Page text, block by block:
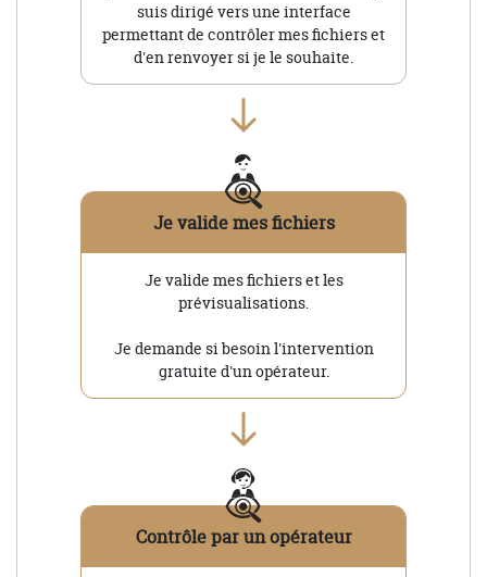
suis dirigé vers une interface
permettant de contrôler mes fichiers et
d'en renvoyer si je le souhaite.
Je valide mes fichiers
Je valide mes fichiers et les
prévisualisations.
Je demande si besoin l'intervention
gratuite d'un opérateur.
Contrôle par un opérateur